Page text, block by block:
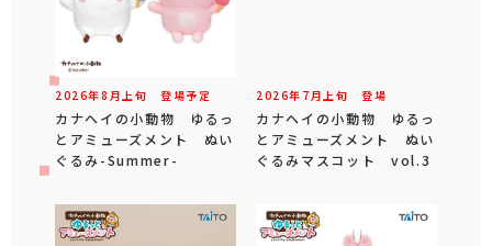
2026年8 月 上旬 登場予定
カナヘイの小動物 ゆるっ
とアミューズメント ぬい
ぐるみ-Summer-
2026年 7 月 上旬 登場
カナヘイの小動物 ゆるっ
とアミューズメント ぬい
ぐるみマスコット vol.3